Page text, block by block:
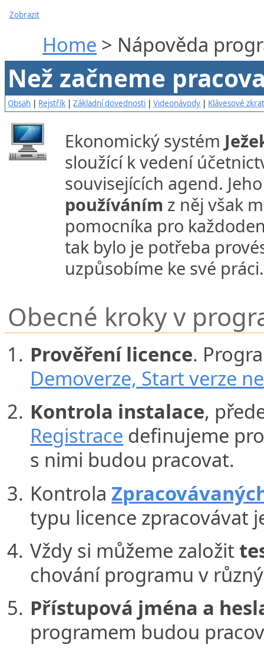
Zobrazit
Home > Nápověda
Než začneme
Obsah Rejstřík |Základní dovednosti |Videonávody Klávesové
Ekonomický systém
sloužící k vedení
souvisejících agend.
používáním z něj však
pomocníka pro
tak bylo je potřeba
uzpůsobíme ke své práci.
Obecné kroky v
Prověření licence.
Demoverze, Start verze
Kontrola instalace,
Registrace definujeme
s nimi budou pracovat.
Kontrola
typu licence zpracovávat
Vždy si můžeme založit
chování programu v
Přístupová jména a
programem budou